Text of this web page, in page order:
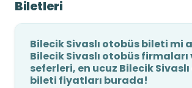
Biletleri
Bilecik Sivaslı otobüs bileti mi
Bilecik Sivaslı otobüs firmaları
seferleri, en ucuz Bilecik
bileti fiyatları burada!